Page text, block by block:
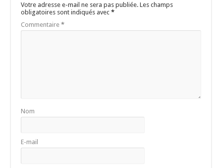
Votre adresse e-mail ne sera pas publiée. Les champs
obligatoires sont indiqués avec*
Commentaire*
Nom
E-mail